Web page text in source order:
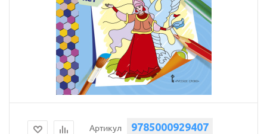
Артикул 9785000929407